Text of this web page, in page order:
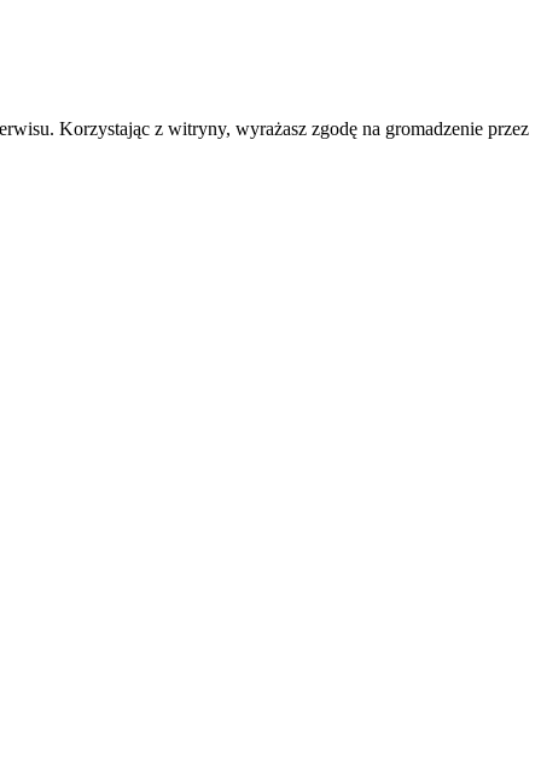
Korzystając z witryny, wyrażasz zgodę na gromadzenie przez